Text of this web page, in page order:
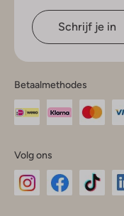
Schrijf je in
Betaalmethodes
Volg ons